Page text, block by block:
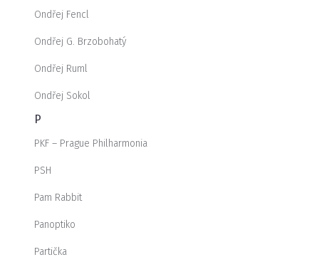
Ondřej Fencl
Ondřej G. Brzobohatý
Ondřej Ruml
Ondřej Sokol
P
PKF – Prague Philharmonia
PSH
Pam Rabbit
Panoptiko
Partička